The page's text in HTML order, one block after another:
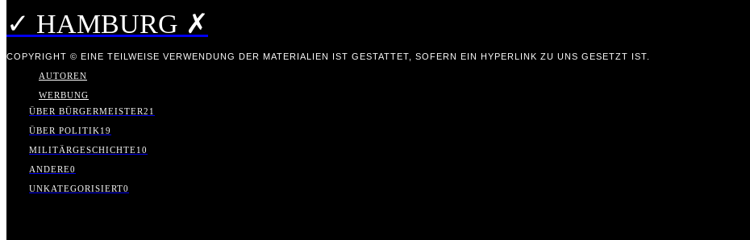
✓ HAMBURG ✗
COPYRIGHT © EINE TEILWEISE VERWENDUNG DER MATERIALIEN IST GESTATTET, SOFERN EIN HYPERLINK ZU UNS GESETZT IST.
AUTOREN
WERBUNG
ÜBER BÜRGERMEISTER21
ÜBER POLITIK19
MILITÄRGESCHICHTE10
ANDERE0
UNKATEGORISIERT0